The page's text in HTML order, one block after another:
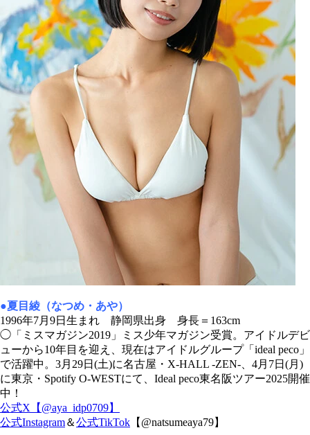
●夏目綾（なつめ・あや）
1996年7月9日生まれ 静岡県出身 身長＝163cm
◯「ミスマガジン2019」ミス少年マガジン受賞。アイドルデビ
ューから10年目を迎え、現在はアイドルグループ「ideal peco」
で活躍中。3月29日(土)に名古屋・X-HALL -ZEN-、4月7日(月)
に東京・Spotify O-WESTにて、Ideal peco東名阪ツアー2025開催
中！
公式X【@aya_idp0709】
公式Instagram＆公式TikTok 【@natsumeaya79】